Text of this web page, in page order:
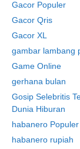
Gacor Populer
Gacor Qris
Gacor XL
gambar lambang
Game Online
gerhana bulan
Gosip Selebritis
Dunia Hiburan
habanero Populer
habanero rupiah